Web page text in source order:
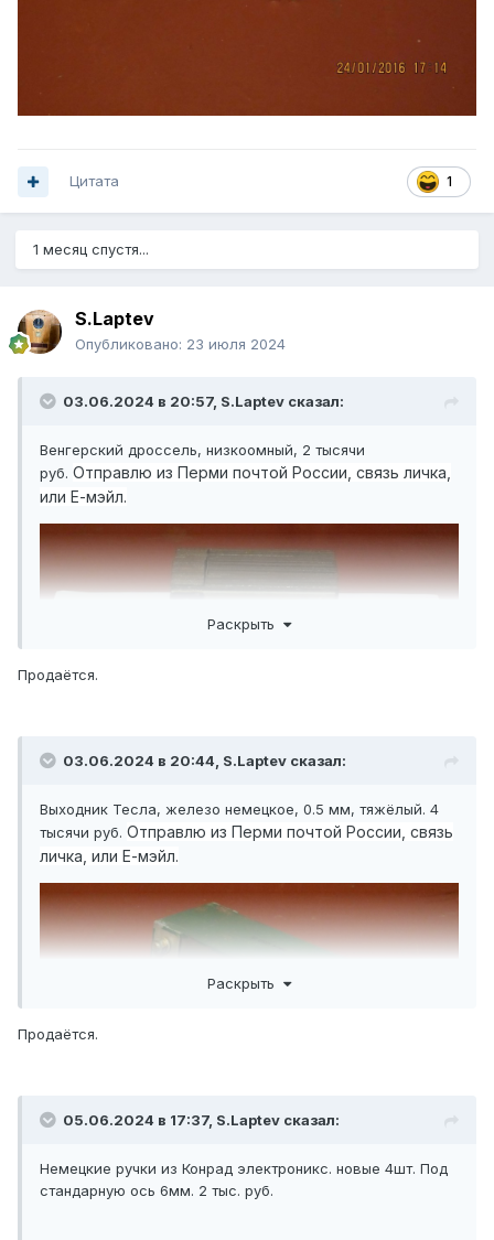
1
Цитата
1 месяц спустя...
S.Laptev
Опубликовано: 23 июля 2024
03.06.2024 в 20:57, S.Laptev сказал:
Венгерский дроссель, низкоомный, 2 тысячи
руб. Отправлю из Перми почтой России, связь личка,
или Е-мэйл.
Раскрыть
Продаётся.
03.06.2024 в 20:44, S.Laptev сказал:
Выходник Тесла, железо немецкое, 0.5 мм, тяжёлый. 4
тысячи руб. Отправлю из Перми почтой России, связь
личка, или Е-мэйл.
Раскрыть
Продаётся.
05.06.2024 в 17:37, S.Laptev сказал:
Немецкие ручки из Конрад электроникс. новые 4шт. Под
стандарную ось 6мм. 2 тыс. руб.